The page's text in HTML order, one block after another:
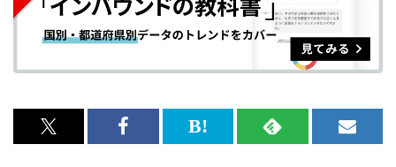
x<br>
Facebook<br>
は
RSS
メ